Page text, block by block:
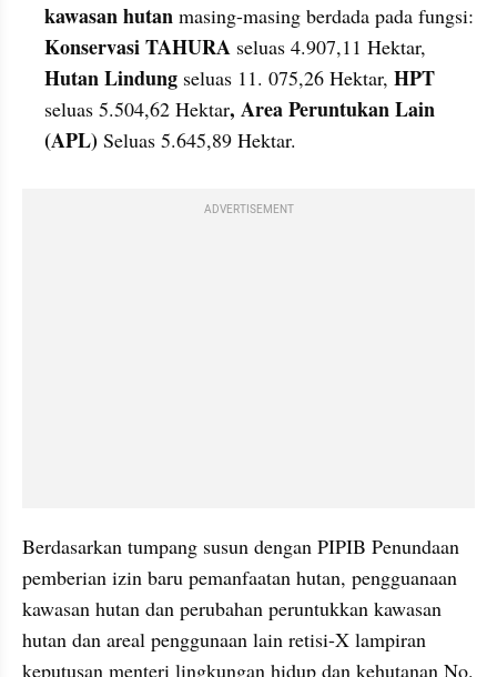
kawasan hutan
Konservasi TAHURA
Hutan Lindung seluas 11. 075,26 Hektar, HPT
seluas 5.504,62 Hektar, Area Peruntukan Lain
(APL) Seluas 5.645,89 Hektar.
ADVERTISEMENT
Berdasarkan tumpang susun dengan PIPIB Penundaan
pemberian izin baru pemanfaatan hutan, pengguanaan
kawasan hutan dan perubahan peruntukkan kawasan
hutan dan areal penggunaan lain retisi-X lampiran
keputusan menteri lingkungan hidup dan kehutanan No.